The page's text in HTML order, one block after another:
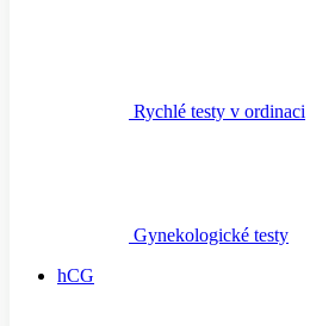
Rychlé testy v ordinaci
Gynekologické testy
hCG